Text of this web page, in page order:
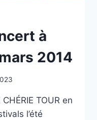
à
2014
TOUR en
l’été